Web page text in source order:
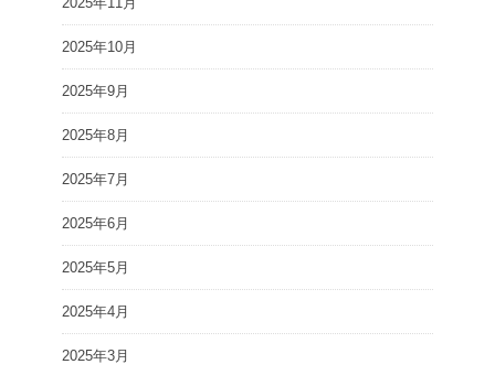
2025年10月
2025年9月
2025年8月
2025年7月
2025年6月
2025年5月
2025年4月
2025年3月